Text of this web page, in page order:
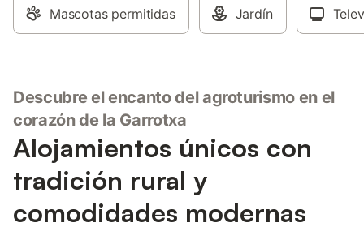
Mascotas permitidas Jardín
Descubre el encanto del agroturismo en el
corazón de la Garrotxa
Alojamientos únicos con
tradición rural y
comodidades modernas